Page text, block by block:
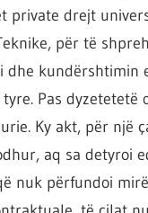
private drejt
për të
kundërshtimin
Pas dyzetetetë
Ky akt, për një
aq sa detyroi
nuk përfundoi